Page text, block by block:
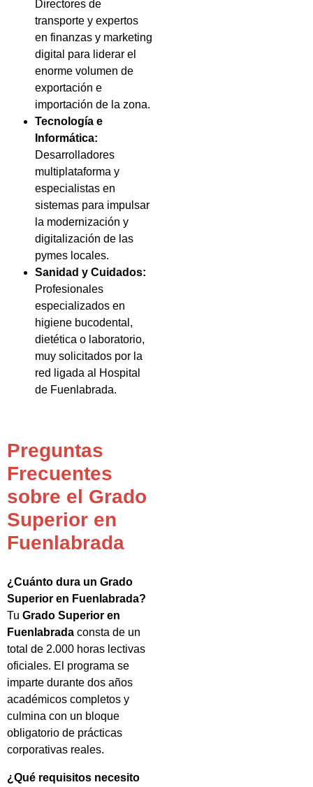
Directores de
transporte y expertos
en finanzas y marketing
digital para liderar el
enorme volumen de
exportación e
importación de la zona.
Tecnología e
Informática:
Desarrolladores
multiplataforma y
especialistas en
sistemas para impulsar
la modernización y
digitalización de las
pymes locales.
Sanidad y Cuidados:
Profesionales
especializados en
higiene bucodental,
dietética o laboratorio,
muy solicitados por la
red ligada al Hospital
de Fuenlabrada.
Preguntas
Frecuentes
sobre el Grado
Superior en
Fuenlabrada
¿Cuánto dura un Grado
Superior en Fuenlabrada?
Tu Grado Superior en
Fuenlabrada consta de un
total de 2.000 horas lectivas
oficiales. El programa se
imparte durante dos años
académicos completos y
culmina con un bloque
obligatorio de prácticas
corporativas reales.
¿Qué requisitos necesito